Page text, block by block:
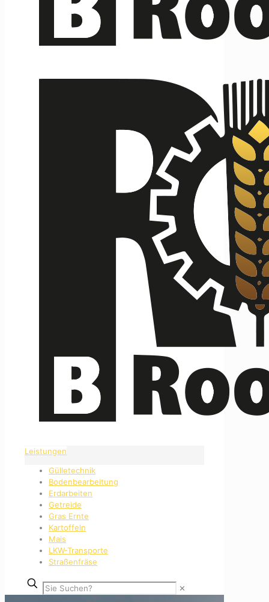
Leistungen
Gülletechnik
Bodenbearbeitung
Erdarbeiten
Getreide
Gras Ernte
Kartoffeln
Mais
LKW-Transporte
Straßenfräse
✕